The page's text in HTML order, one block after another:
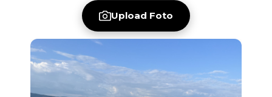
Upload Foto